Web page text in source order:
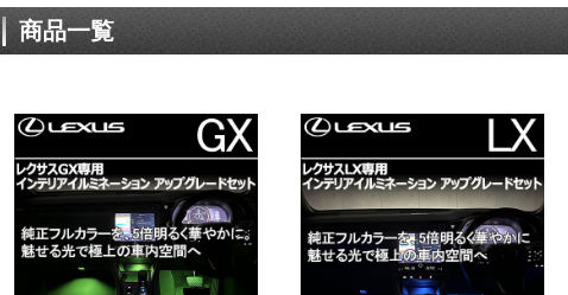
商品一覧